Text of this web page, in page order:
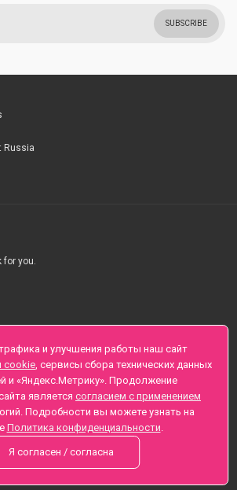
SUBSCRIBE
Russia
for you.
6
и улучшения работы наш сайт
cookie, сервисы сбора технических данных
и «Яндекс.Метрику». Продолжение
является согласием с применением
Подробности вы можете узнать на
Политика конфиденциальности.
Я согласен / согласна